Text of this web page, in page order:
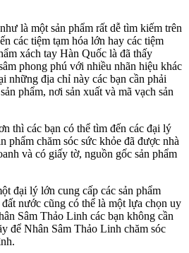
là một sản phẩm rất dễ tìm kiếm trên
các tiệm tạm hóa lớn hay các tiệm
xách tay Hàn Quốc là đã thấy
phong phú với nhiều nhãn hiệu khác
những địa chỉ này các bạn cần phải
phẩm, nơi sản xuất và mã vạch sản
thì các bạn có thể tìm đến các đại lý
phẩm chăm sóc sức khỏe đã được nhà
và có giấy tờ, nguồn gốc sản phẩm
đại lý lớn cung cấp các sản phẩm
nước cũng có thể là một lựa chọn uy
Sâm Thảo Linh các bạn không cần
để Nhân Sâm Thảo Linh chăm sóc